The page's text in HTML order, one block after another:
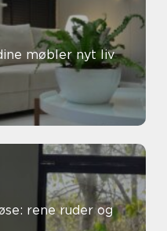
møbler nyt liv
rene ruder og